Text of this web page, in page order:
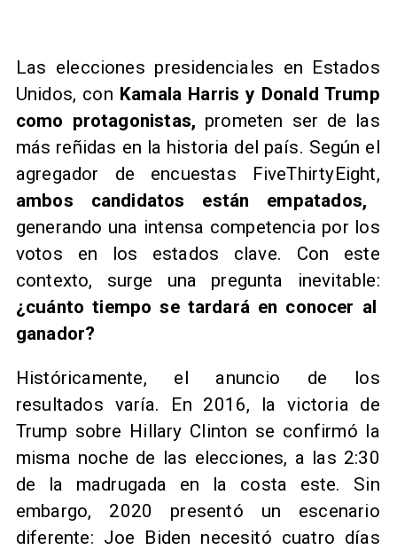
​Las elecciones presidenciales en Estados
Unidos, con Kamala Harris y Donald Trump
como protagonistas, prometen ser de las
más reñidas en la historia del país. Según el
agregador de encuestas FiveThirtyEight,
ambos candidatos están empatados,
generando una intensa competencia por los
votos en los estados clave. Con este
contexto, surge una pregunta inevitable:
¿cuánto tiempo se tardará en conocer al
ganador?
Históricamente, el anuncio de los
resultados varía. En 2016, la victoria de
Trump sobre Hillary Clinton se confirmó la
misma noche de las elecciones, a las 2:30
de la madrugada en la costa este. Sin
embargo, 2020 presentó un escenario
diferente: Joe Biden necesitó cuatro días